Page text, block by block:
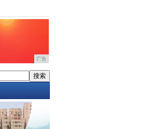
广告
还贵·兔宝宝、福庆定制家、千年舟、大王椰等板材